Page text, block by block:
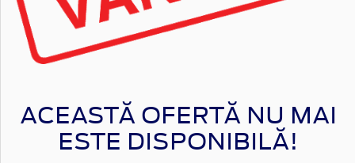
ACEASTĂ OFERTĂ NU MAI
ESTE DISPONIBILĂ!